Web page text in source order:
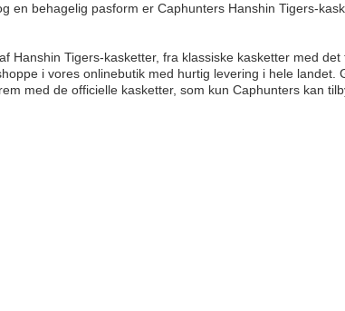
en behagelig pasform er Caphunters Hanshin Tigers-
Hanshin Tigers-kasketter, fra klassiske kasketter med
i vores onlinebutik med hurtig levering i hele landet.
med de officielle kasketter, som kun Caphunters kan